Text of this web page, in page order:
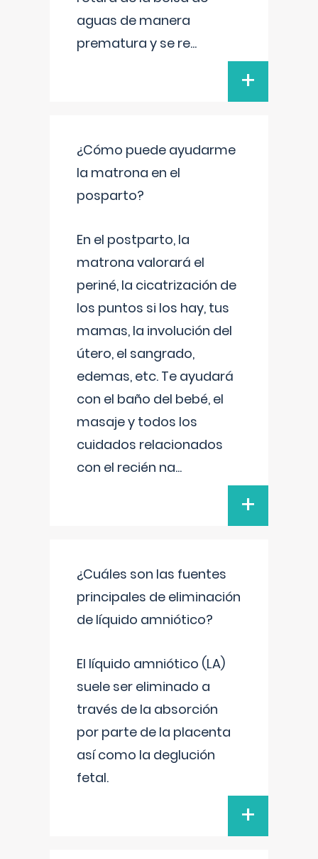
aguas de manera
prematura y se re...
+
¿Cómo puede ayudarme
la matrona en el
posparto?
En el postparto, la
matrona valorará el
periné, la cicatrización de
los puntos si los hay, tus
mamas, la involución del
útero, el sangrado,
edemas, etc. Te ayudará
con el baño del bebé, el
masaje y todos los
cuidados relacionados
con el recién na...
+
¿Cuáles son las fuentes
principales de eliminación
de líquido amniótico?
El líquido amniótico (LA)
suele ser eliminado a
través de la absorción
por parte de la placenta
así como la deglución
fetal.
+